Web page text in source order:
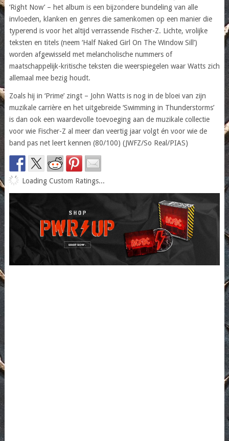
‘Right Now’ – het album is een bijzondere bundeling van alle
invloeden, klanken en genres die samenkomen op een manier die
typerend is voor het altijd verrassende Fischer-Z. Lichte, vrolijke
teksten en titels (neem ‘Half Naked Girl On The Window Sill’)
worden afgewisseld met melancholische nummers of
maatschappelijk-kritische teksten die weerspiegelen waar Watts zich
allemaal mee bezig houdt.
Zoals hij in ‘Prime’ zingt – John Watts is nog in de bloei van zijn
muzikale carrière en het uitgebreide ‘Swimming in Thunderstorms’
is dan ook een waardevolle toevoeging aan de muzikale collectie
voor wie Fischer-Z al meer dan veertig jaar volgt én voor wie de
band pas net leert kennen (80/100) (JWFZ/So Real/PIAS)
Loading Custom Ratings...